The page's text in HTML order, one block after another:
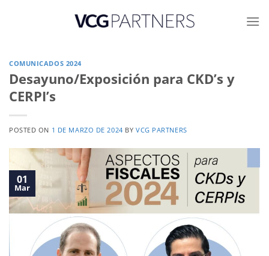
COMUNICADOS 2024
Desayuno/Exposición para CKD’s y
CERPI’s
POSTED ON 1 DE MARZO DE 2024 BY VCG PARTNERS
01
Mar